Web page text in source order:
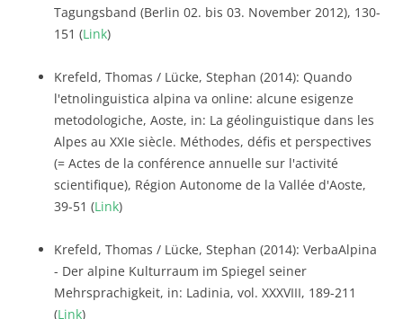
Tagungsband (Berlin 02. bis 03. November 2012), 130-
151 (Link)
Krefeld, Thomas / Lücke, Stephan (2014): Quando
l'etnolinguistica alpina va online: alcune esigenze
metodologiche, Aoste, in: La géolinguistique dans les
Alpes au XXIe siècle. Méthodes, défis et perspectives
(= Actes de la conférence annuelle sur l'activité
scientifique), Région Autonome de la Vallée d'Aoste,
39-51 (Link)
Krefeld, Thomas / Lücke, Stephan (2014): VerbaAlpina
- Der alpine Kulturraum im Spiegel seiner
Mehrsprachigkeit, in: Ladinia, vol. XXXVIII, 189-211
(Link)